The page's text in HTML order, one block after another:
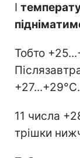
І
Тобто
+27...+29°C.
11 числа
трішки